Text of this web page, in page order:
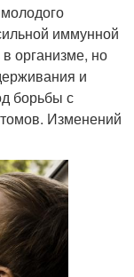
иммунной
организме, но
и
борьбы с
Изменений